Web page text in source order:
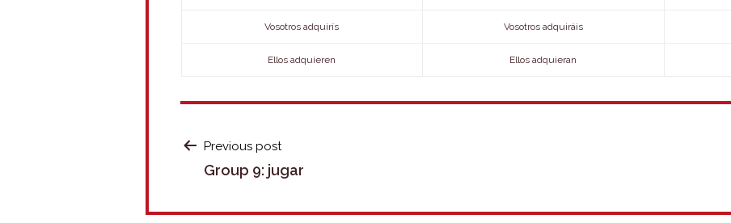
Vosotros adquirís Vosotros adquiráis
Ellos adquieren Ellos adquieran
POST
NAVIGATION
Previous post
Group 9: jugar